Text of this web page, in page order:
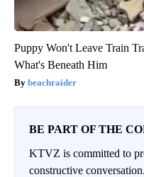
Puppy Won't Leave Train
What's Beneath Him
beachraider
BE PART OF THE
KTVZ is committed to
constructive conversation.